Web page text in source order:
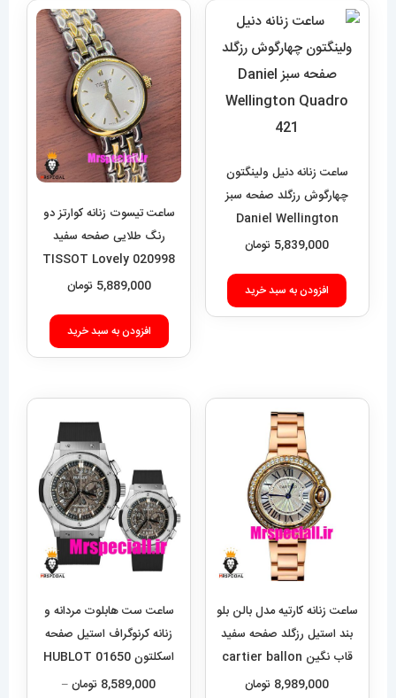
ساعت زنانه دنیل ولینگتون
چهارگوش رزگلد صفحه سبز
Daniel Wellington
Quadro 421
5,839,000 تومان
افزودن به سبد خرید
ساعت تیسوت زنانه کوارتز دو
رنگ طلایی صفحه سفید
020998 TISSOT Lovely
5,889,000 تومان
افزودن به سبد خرید
ساعت زنانه کارتیه مدل بالن بلو
بند استیل رزگلد صفحه سفید
قاب نگین cartier ballon
bleu 020909
8,989,000 تومان
ساعت ست هابلوت مردانه و
زنانه کرنوگراف استیل صفحه
اسکلتون 01650 HUBLOT
BIG BANG
8,589,000 تومان–